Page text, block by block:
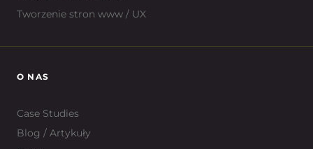
Tworzenie stron www / UX
O NAS
Case Studies
Blog / Artykuły